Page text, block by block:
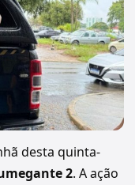
desta quinta-
2. A ação